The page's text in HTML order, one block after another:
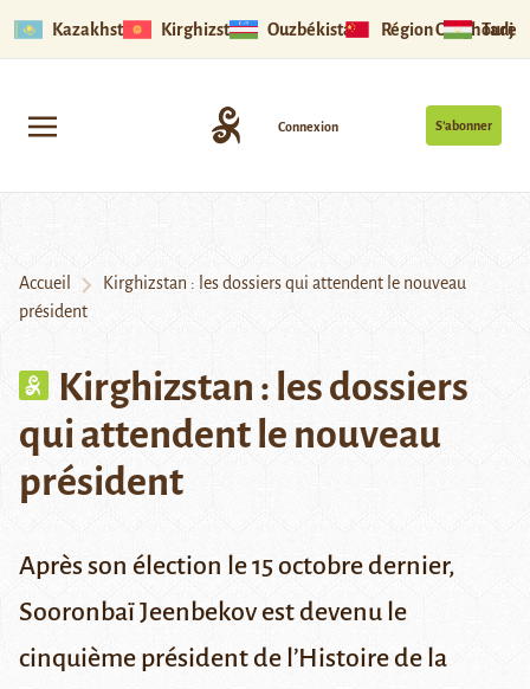
Kazakhstan Kirghizstan Ouzbékistan Région Ouïghoure
S’abonner
Connexion
Accueil
Kirghizstan : les dossiers qui attendent le nouveau
président
Kirghizstan : les dossiers
qui attendent le nouveau
président
Après son élection le 15 octobre dernier,
Sooronbaï Jeenbekov est devenu le
cinquième président de l’Histoire de la